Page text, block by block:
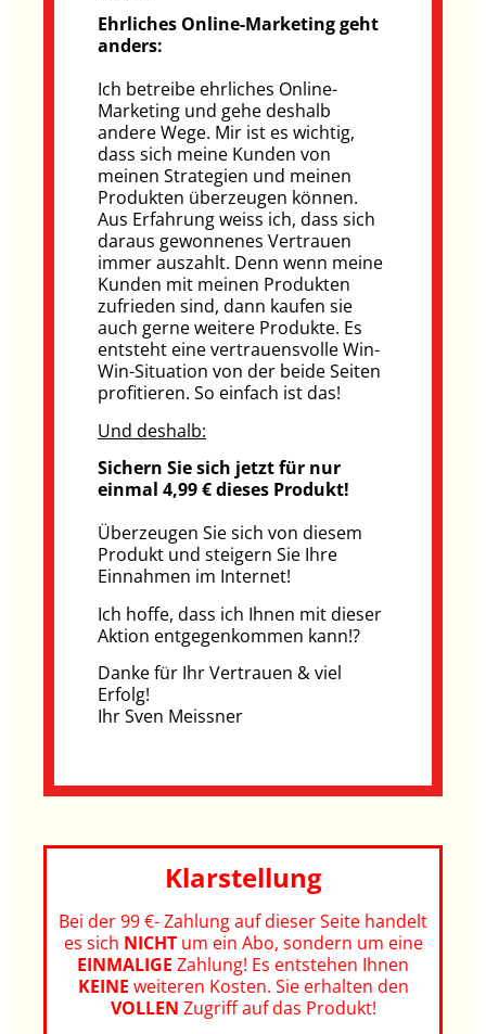
Ehrliches Online-Marketing geht
anders:
Ich betreibe ehrliches Online-
Marketing und gehe deshalb
andere Wege. Mir ist es wichtig,
dass sich meine Kunden von
meinen Strategien und meinen
Produkten überzeugen können.
Aus Erfahrung weiss ich, dass sich
daraus gewonnenes Vertrauen
immer auszahlt. Denn wenn meine
Kunden mit meinen Produkten
zufrieden sind, dann kaufen sie
auch gerne weitere Produkte. Es
entsteht eine vertrauensvolle Win-
Win-Situation von der beide Seiten
profitieren. So einfach ist das!
Und deshalb:
Sichern Sie sich jetzt für nur
einmal 4,99 € dieses Produkt!
Überzeugen Sie sich von diesem
Produkt und steigern Sie Ihre
Einnahmen im Internet!
Ich hoffe, dass ich Ihnen mit dieser
Aktion entgegenkommen kann!?
Danke für Ihr Vertrauen & viel
Erfolg!
Ihr Sven Meissner
Klarstellung
Bei der 99 €- Zahlung auf dieser Seite handelt
es sich NICHTum ein Abo, sondern um eine
EINMALIGE Zahlung! Es entstehen Ihnen
KEINE weiteren Kosten. Sie erhalten den
VOLLEN Zugriff auf das Produkt!